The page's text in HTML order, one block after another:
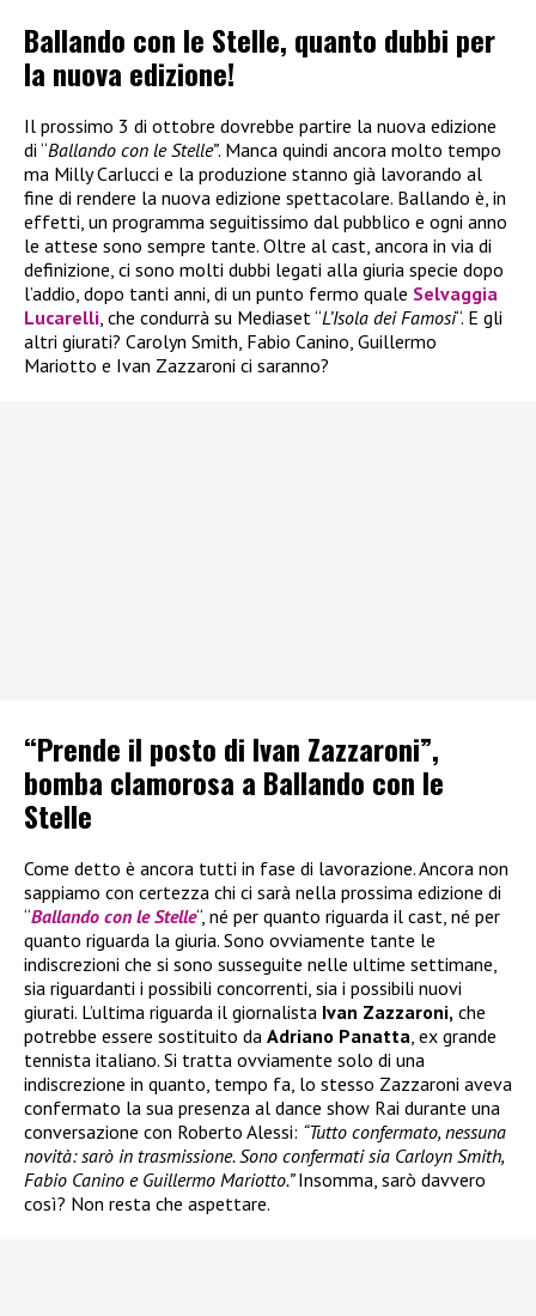
Ballando con le Stelle, quanto dubbi per
la nuova edizione!
Il prossimo 3 di ottobre dovrebbe partire la nuova edizione
di “Ballando con le Stelle”. Manca quindi ancora molto tempo
ma Milly Carlucci e la produzione stanno già lavorando al
fine di rendere la nuova edizione spettacolare. Ballando è, in
effetti, un programma seguitissimo dal pubblico e ogni anno
le attese sono sempre tante. Oltre al cast, ancora in via di
definizione, ci sono molti dubbi legati alla giuria specie dopo
l’addio, dopo tanti anni, di un punto fermo quale Selvaggia
Lucarelli, che condurrà su Mediaset “L’Isola dei Famosi“. E gli
altri giurati? Carolyn Smith, Fabio Canino, Guillermo
Mariotto e Ivan Zazzaroni ci saranno?
“Prende il posto di Ivan Zazzaroni”,
bomba clamorosa a Ballando con le
Stelle
Come detto è ancora tutti in fase di lavorazione. Ancora non
sappiamo con certezza chi ci sarà nella prossima edizione di
“Ballando con le Stelle“, né per quanto riguarda il cast, né per
quanto riguarda la giuria. Sono ovviamente tante le
indiscrezioni che si sono susseguite nelle ultime settimane,
sia riguardanti i possibili concorrenti, sia i possibili nuovi
giurati. L’ultima riguarda il giornalista Ivan Zazzaroni, che
potrebbe essere sostituito da Adriano Panatta, ex grande
tennista italiano. Si tratta ovviamente solo di una
indiscrezione in quanto, tempo fa, lo stesso Zazzaroni aveva
confermato la sua presenza al dance show Rai durante una
conversazione con Roberto Alessi: “Tutto confermato, nessuna
novità: sarò in trasmissione. Sono confermati sia Carloyn Smith,
Fabio Canino e Guillermo Mariotto.”Insomma, sarò davvero
così? Non resta che aspettare.